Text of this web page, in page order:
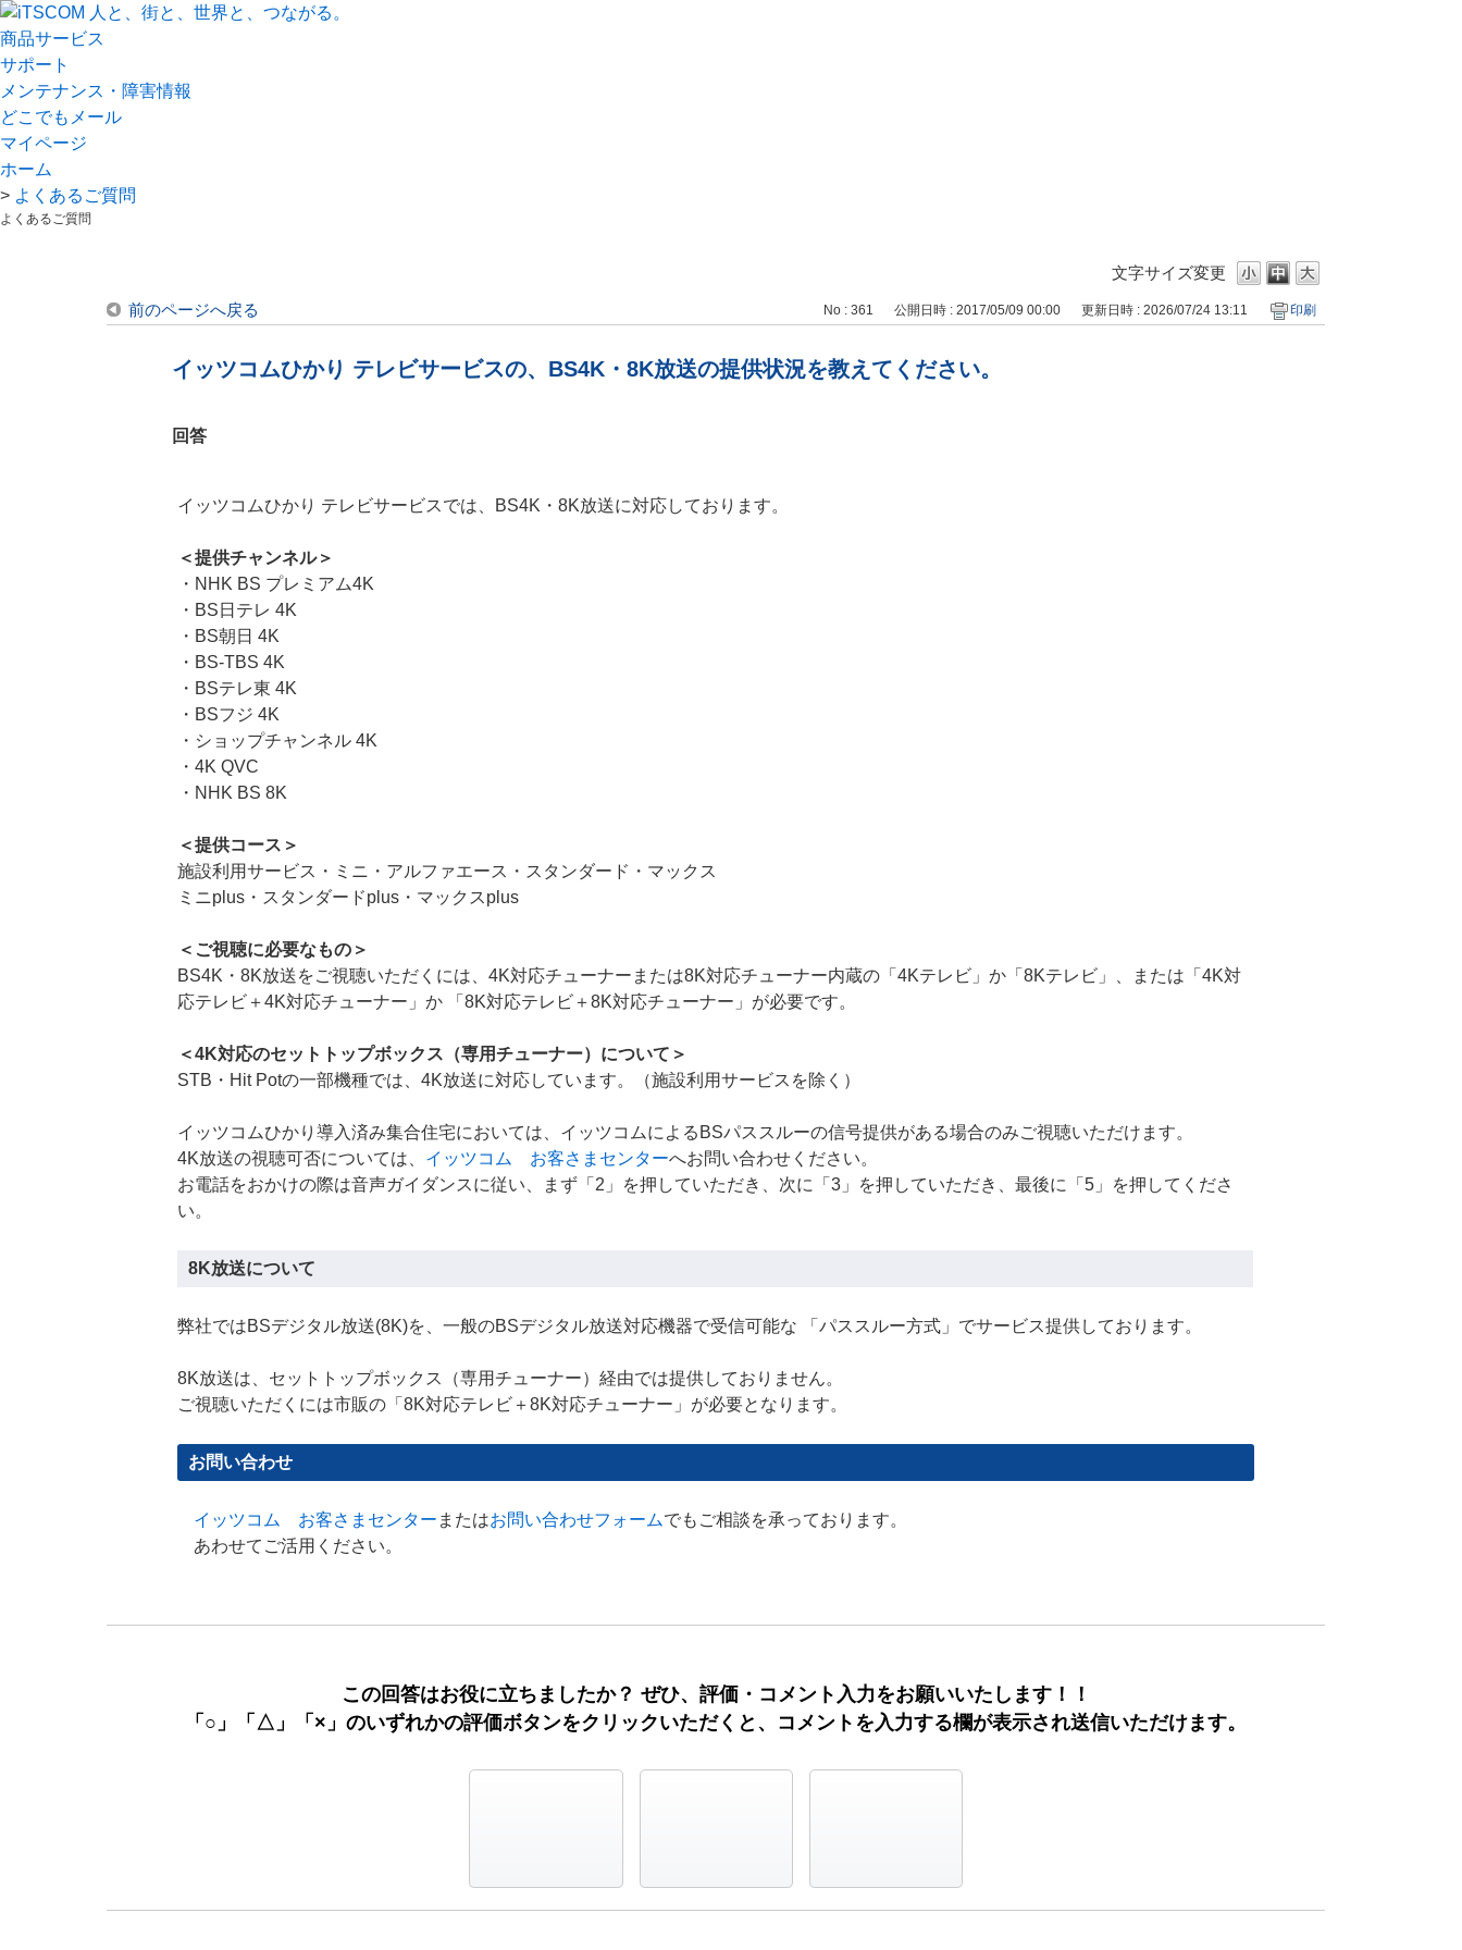
商品サービス
サポート
メンテナンス・障害情報
どこでもメール
マイページ
ホーム
> よくあるご質問
よくあるご質問
文字サイズ変更
前のページへ戻る
No : 361 公開日時 : 2017/05/09 00:00 更新日時 : 2026/07/24 13:11 印刷
イッツコムひかり テレビサービスの、BS4K・8K放送の提供状況を教えてください。
回答
イッツコムひかり テレビサービスでは、BS4K・8K放送に対応しております。
＜提供チャンネル＞
・NHK BS プレミアム4K
・BS日テレ 4K
・BS朝日 4K
・BS-TBS 4K
・BSテレ東 4K
・BSフジ 4K
・ショップチャンネル 4K
・4K QVC
・NHK BS 8K
＜提供コース＞
施設利用サービス・ミニ・アルファエース・スタンダード・マックス
ミニplus・スタンダードplus・マックスplus
＜ご視聴に必要なもの＞
BS4K・8K放送をご視聴いただくには、4K対応チューナーまたは8K対応チューナー内蔵の「4Kテレビ」か「8Kテレビ」、または「4K対
応テレビ＋4K対応チューナー」か 「8K対応テレビ＋8K対応チューナー」が必要です。
＜4K対応のセットトップボックス（専用チューナー）について＞
STB・Hit Potの一部機種では、4K放送に対応しています。（施設利用サービスを除く）
イッツコムひかり導入済み集合住宅においては、イッツコムによるBSパススルーの信号提供がある場合のみご視聴いただけます。
4K放送の視聴可否については、 イッツコム お客さまセンターへお問い合わせください。
お電話をおかけの際は音声ガイダンスに従い、まず「2」を押していただき、次に「3」を押していただき、最後に「5」を押してくださ
い。
8K放送について
弊社ではBSデジタル放送(8K)を、一般のBSデジタル放送対応機器で受信可能な 「パススルー方式」でサービス提供しております。
8K放送は、セットトップボックス（専用チューナー）経由では提供しておりません。
ご視聴いただくには市販の「8K対応テレビ＋8K対応チューナー」が必要となります。
お問い合わせ
イッツコム お客さまセンター またはお問い合わせフォームでもご相談を承っております。
あわせてご活用ください。
この回答はお役に立ちましたか？ ぜひ、評価・コメント入力をお願いいたします！！
「○」「△」「×」のいずれかの評価ボタンをクリックいただくと、コメントを入力する欄が表示され送信いただけます。